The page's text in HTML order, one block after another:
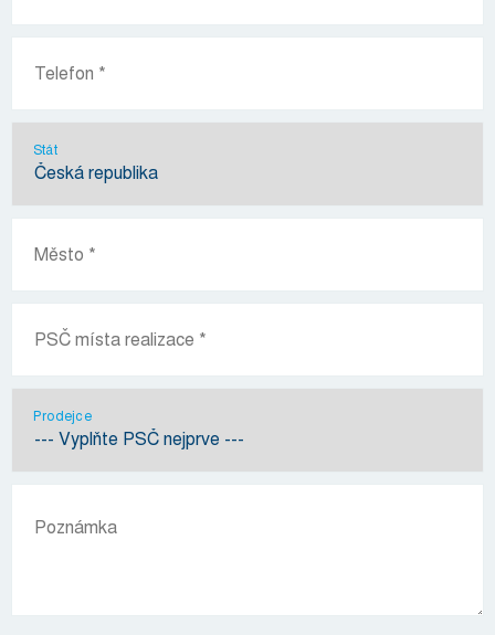
Stát
Prodejce